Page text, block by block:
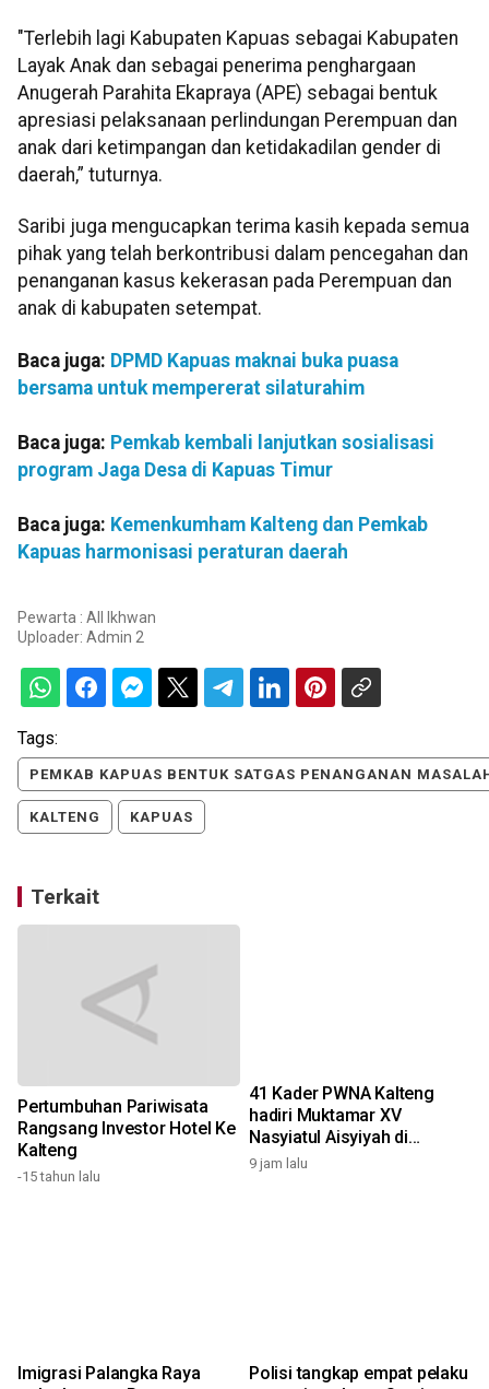
"Terlebih lagi Kabupaten Kapuas sebagai Kabupaten
Layak Anak dan sebagai penerima penghargaan
Anugerah Parahita Ekapraya (APE) sebagai bentuk
apresiasi pelaksanaan perlindungan Perempuan dan
anak dari ketimpangan dan ketidakadilan gender di
daerah,” tuturnya.
Saribi juga mengucapkan terima kasih kepada semua
pihak yang telah berkontribusi dalam pencegahan dan
penanganan kasus kekerasan pada Perempuan dan
anak di kabupaten setempat.
Baca juga: DPMD Kapuas maknai buka puasa
bersama untuk mempererat silaturahim
Baca juga: Pemkab kembali lanjutkan sosialisasi
program Jaga Desa di Kapuas Timur
Baca juga: Kemenkumham Kalteng dan Pemkab
Kapuas harmonisasi peraturan daerah
Pewarta : All Ikhwan
Uploader: Admin 2
Tags:
PEMKAB KAPUAS BENTUK SATGAS PENANGANAN
KALTENG KAPUAS
Terkait
Pertumbuhan Pariwisata
Rangsang Investor Hotel Ke
Kalteng
-15 tahun lalu
41 Kader PWNA Kalteng
hadiri Muktamar XV
Nasyiatul Aisyiyah di
Surakarta
9 jam lalu
Imigrasi Palangka Raya
Polisi tangkap empat pelaku